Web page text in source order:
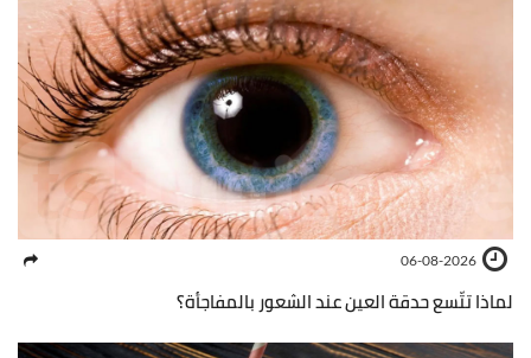
06-08-2026
لماذا تتّسع حدقة العين عند الشعور بالمفاجأة؟